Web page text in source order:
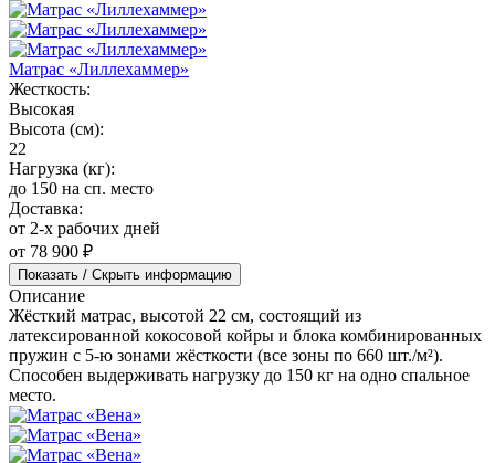
Матрас «Лиллехаммер»
Жесткость:
Высокая
Высота (см):
22
Нагрузка (кг):
до 150 на сп. место
Доставка:
от 2-х рабочих дней
от 78 900 ₽
Показать / Скрыть информацию
Описание
Жёсткий матрас, высотой 22 см, состоящий из
латексированной кокосовой койры и блока комбинированных
пружин с 5-ю зонами жёсткости (все зоны по 660 шт./м²).
Способен выдерживать нагрузку до 150 кг на одно спальное
место.